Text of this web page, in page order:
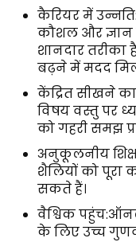
कैरियर में
कौशल और ज्ञान
शानदार
बढ़ने में मदद
केंद्रित सीखने
विषय वस्तु पर
को गहरी समझ
अनुकूलनीय
शैलियों को
सकते हैं।
वैश्विक
के लिए उच्च